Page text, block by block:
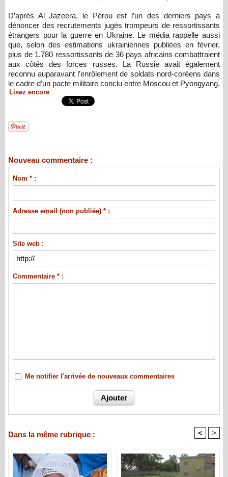
D’après Al Jazeera, le Pérou est l’un des derniers pays à
dénoncer des recrutements jugés trompeurs de ressortissants
étrangers pour la guerre en Ukraine. Le média rappelle aussi
que, selon des estimations ukrainiennes publiées en février,
plus de 1.780 ressortissants de 36 pays africains combattraient
aux côtés des forces russes. La Russie avait également
reconnu auparavant l’enrôlement de soldats nord-coréens dans
le cadre d’un pacte militaire conclu entre Moscou et Pyongyang.
Lisez encore
Nouveau commentaire :
Nom * :
Adresse email (non publiée) * :
Site web :
Commentaire * :
Me notifier l'arrivée de nouveaux commentaires
Dans la même rubrique : < >